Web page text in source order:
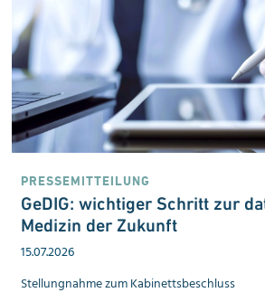
PRESSEMITTEILUNG
GeDIG: wichtiger Schritt zur
Medizin der Zukunft
15.07.2026
Stellungnahme zum Kabinetts­beschluss